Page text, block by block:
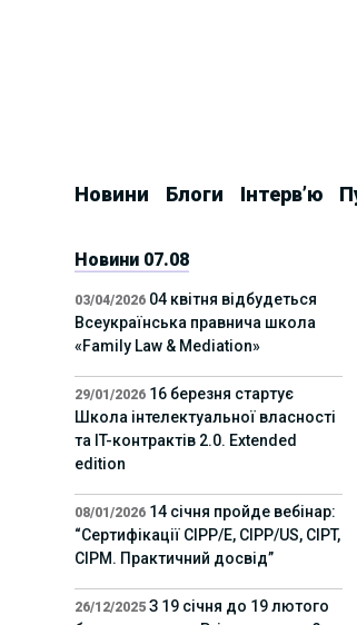
Новини Блоги Інтерв’ю
Новини 07.08
03/04/2026 04 квітня відбудеться
Всеукраїнська правнича школа
«Family Law & Mediation»
29/01/2026 16 березня стартує
Школа інтелектуальної власності
та IT-контрактів 2.0. Extended
edition
08/01/2026 14 січня пройде вебінар:
“Сертифікації СІРР/Е, CIPP/US, CIPT,
CIPM. Практичний досвід”
26/12/2025 З 19 січня до 19 лютого